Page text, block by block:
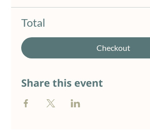
Total
Checkout
Share this event